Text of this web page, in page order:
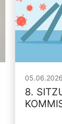
05.06.2026
8.